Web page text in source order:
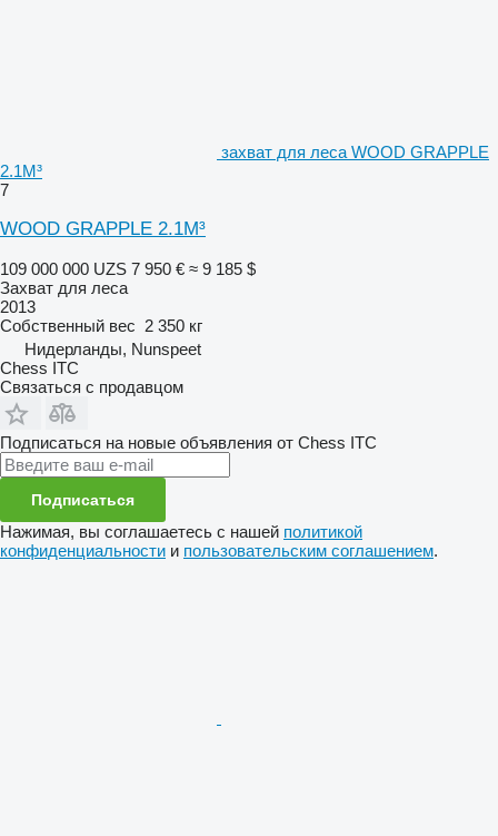
захват для леса WOOD GRAPPLE
2.1M³
7
WOOD GRAPPLE 2.1M³
109 000 000 UZS 7 950 € ≈ 9 185 $
Захват для леса
2013
Собственный вес 2 350 кг
Нидерланды, Nunspeet
Chess ITC
Связаться с продавцом
Подписаться на новые объявления от Chess ITC
Подписаться
Нажимая, вы соглашаетесь с нашей политикой
конфиденциальности и пользовательским соглашением.